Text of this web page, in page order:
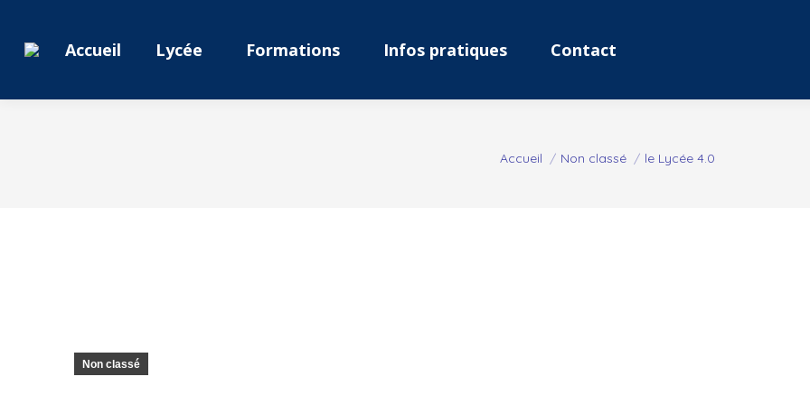
Accueil Lycée Formations Infos pratiques Contact
Vous êtes ici :
Accueil Non classé le Lycée 4.0
Non classé